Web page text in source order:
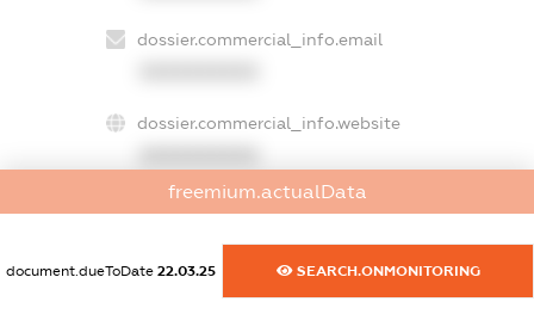
dossier.commercial_info.email
dossier.commercial_info.website
freemium.actualData
document.dueToDate 22.03.25 SEARCH.ONMONITORING